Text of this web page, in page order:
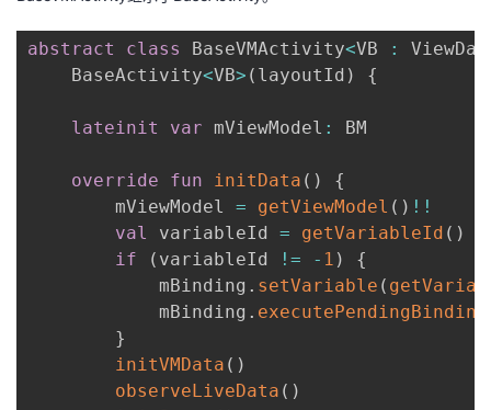
abstract class BaseVMActivity<VB :
    BaseActivity
<VB> ( layoutId ) {
lateinit var mViewModel : BM
override fun initData ( )
{
        mViewModel
= getViewModel ( ) !!
val
variableId = getVariableId ( )
if
( variableId != - 1 )
{
            mBinding
. setVariable (
            mBinding
.
}
initVMData ( )
observeLiveData ( )